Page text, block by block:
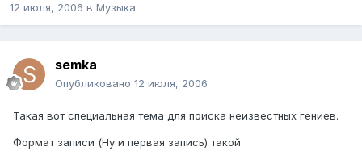
12 июля, 2006 в Музыка
semka
Опубликовано 12 июля, 2006
Такая вот специальная тема для поиска неизвестных гениев.
Формат записи (Ну и первая запись) такой: